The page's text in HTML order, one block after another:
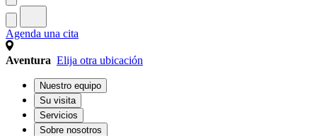
Agenda una cita
Aventura Elija otra ubicación
Nuestro equipo
Su visita
Servicios
Sobre nosotros